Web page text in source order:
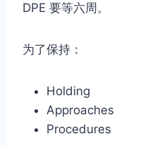
DPE 要等六周。
为了保持：
Holding
Approaches
Procedures